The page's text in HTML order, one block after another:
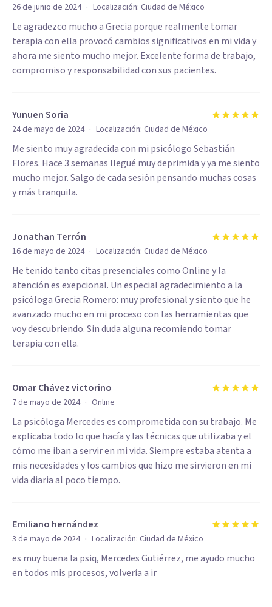
26 de junio de 2024 · Localización: Ciudad de México
Le agradezco mucho a Grecia porque realmente tomar
terapia con ella provocó cambios significativos en mi vida y
ahora me siento mucho mejor. Excelente forma de trabajo,
compromiso y responsabilidad con sus pacientes.
Yunuen Soria
24 de mayo de 2024 · Localización: Ciudad de México
Me siento muy agradecida con mi psicólogo Sebastián
Flores. Hace 3 semanas llegué muy deprimida y ya me siento
mucho mejor. Salgo de cada sesión pensando muchas cosas
y más tranquila.
Jonathan Terrón
16 de mayo de 2024 · Localización: Ciudad de México
He tenido tanto citas presenciales como Online y la
atención es exepcional. Un especial agradecimiento a la
psicóloga Grecia Romero: muy profesional y siento que he
avanzado mucho en mi proceso con las herramientas que
voy descubriendo. Sin duda alguna recomiendo tomar
terapia con ella.
Omar Chávez victorino
7 de mayo de 2024 · Online
La psicóloga Mercedes es comprometida con su trabajo. Me
explicaba todo lo que hacía y las técnicas que utilizaba y el
cómo me iban a servir en mi vida. Siempre estaba atenta a
mis necesidades y los cambios que hizo me sirvieron en mi
vida diaria al poco tiempo.
Emiliano hernández
3 de mayo de 2024 · Localización: Ciudad de México
es muy buena la psiq, Mercedes Gutiérrez, me ayudo mucho
en todos mis procesos, volvería a ir